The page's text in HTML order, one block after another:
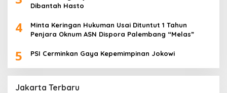
Dibantah Hasto
4
Minta Keringan Hukuman Usai Dituntut 1 Tahun
Penjara Oknum ASN Dispora Palembang “Melas”
5 PSI Cerminkan Gaya Kepemimpinan Jokowi
Jakarta Terbaru